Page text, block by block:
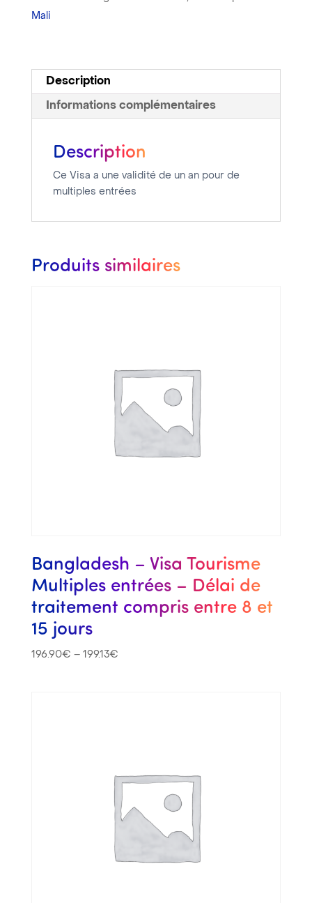
Tourisme
an
traitement
compris
6
Mali
Description
Informations complémentaires
Description
Ce Visa a une validité de un an pour de
multiples entrées
Produits similaires
Bangladesh – Visa Tourisme
Multiples entrées – Délai de
traitement compris entre 8 et
15 jours
196.90€ – 199.13€